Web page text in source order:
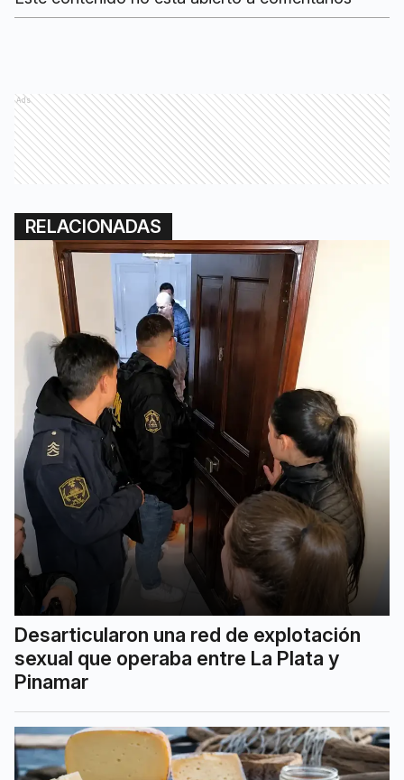
Ads
RELACIONADAS
Desarticularon una red de explotación
sexual que operaba entre La Plata y
Pinamar